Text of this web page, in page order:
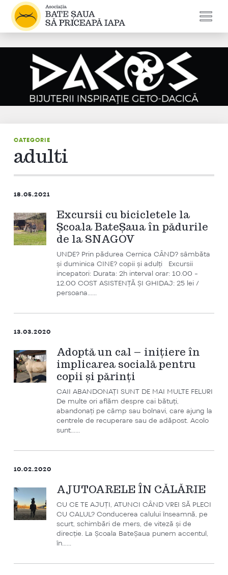
CATEGORIE
adulti
18.05.2021
Excursii cu bicicletele la
Școala BateȘaua în pădurile
de la SNAGOV
UNDE? Prin pădurea Cernica CÂND? sâmbăta
și duminica CINE? copii și adulți Excursii
incepatori: Durata: 2h interval orar: 10.00 -
12.00 COST ASISTENȚĂ ȘI GHIDAJ: 25 lei /
persoana…...
13.03.2020
Adoptă un cal – inițiere în
implicarea socială pentru
copii și părinți
CAII ABANDONAȚI SUNT DE MAI MULTE FELURI
De multe ori aflăm despre cai bătuți,
abandonați pe câmp sau bolnavi, care ajung la
centrele de recuperare sau de adăpost. Acolo
sunt…...
10.02.2020
AJUTOARELE ÎN CĂLĂRIE
CU CE TE AJUȚI, ATUNCI CÂND VREI SĂ PLECI
CU CALUL? Conducerea calului înseamnă, pe
scurt, schimbări de mers, de viteză și de
direcție. La Școala BateȘaua punem accentul,
în…...